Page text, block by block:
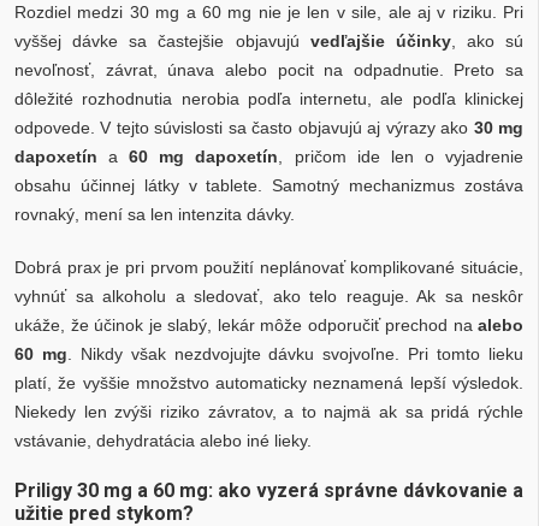
Rozdiel medzi 30 mg a 60 mg nie je len v sile, ale aj v riziku. Pri
vyššej dávke sa častejšie objavujú vedľajšie účinky, ako sú
nevoľnosť, závrat, únava alebo pocit na odpadnutie. Preto sa
dôležité rozhodnutia nerobia podľa internetu, ale podľa klinickej
odpovede. V tejto súvislosti sa často objavujú aj výrazy ako 30 mg
dapoxetín a60 mg dapoxetín , pričom ide len o vyjadrenie
obsahu účinnej látky v tablete. Samotný mechanizmus zostáva
rovnaký, mení sa len intenzita dávky.
Dobrá prax je pri prvom použití neplánovať komplikované situácie,
vyhnúť sa alkoholu a sledovať, ako telo reaguje. Ak sa neskôr
ukáže, že účinok je slabý, lekár môže odporučiť prechod na alebo
60 mg . Nikdy však nezdvojujte dávku svojvoľne. Pri tomto lieku
platí, že vyššie množstvo automaticky neznamená lepší výsledok.
Niekedy len zvýši riziko závratov, a to najmä ak sa pridá rýchle
vstávanie, dehydratácia alebo iné lieky.
Priligy 30 mg a 60 mg: ako vyzerá správne dávkovanie a
užitie pred stykom?